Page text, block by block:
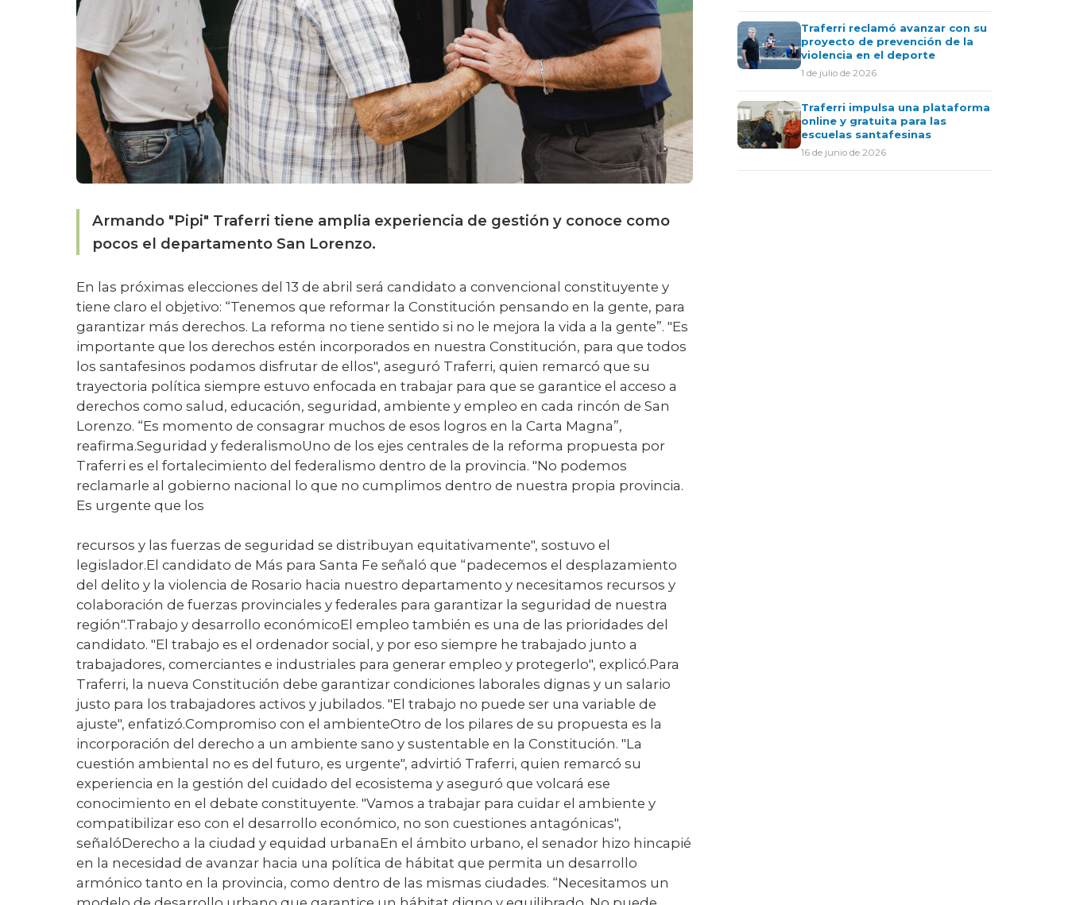
Armando "Pipi" Traferri tiene amplia experiencia de gestión y conoce como
pocos el departamento San Lorenzo.
En las próximas elecciones del 13 de abril será candidato a convencional constituyente y
tiene claro el objetivo: “Tenemos que reformar la Constitución pensando en la gente, para
garantizar más derechos. La reforma no tiene sentido si no le mejora la vida a la gente”. "Es
importante que los derechos estén incorporados en nuestra Constitución, para que todos
los santafesinos podamos disfrutar de ellos", aseguró Traferri, quien remarcó que su
trayectoria política siempre estuvo enfocada en trabajar para que se garantice el acceso a
derechos como salud, educación, seguridad, ambiente y empleo en cada rincón de San
Lorenzo. “Es momento de consagrar muchos de esos logros en la Carta Magna”,
reafirma.Seguridad y federalismoUno de los ejes centrales de la reforma propuesta por
Traferri es el fortalecimiento del federalismo dentro de la provincia. "No podemos
reclamarle al gobierno nacional lo que no cumplimos dentro de nuestra propia provincia.
Es urgente que los
recursos y las fuerzas de seguridad se distribuyan equitativamente", sostuvo el
legislador.El candidato de Más para Santa Fe señaló que “padecemos el desplazamiento
del delito y la violencia de Rosario hacia nuestro departamento y necesitamos recursos y
colaboración de fuerzas provinciales y federales para garantizar la seguridad de nuestra
región".Trabajo y desarrollo económicoEl empleo también es una de las prioridades del
candidato. "El trabajo es el ordenador social, y por eso siempre he trabajado junto a
trabajadores, comerciantes e industriales para generar empleo y protegerlo", explicó.Para
Traferri, la nueva Constitución debe garantizar condiciones laborales dignas y un salario
justo para los trabajadores activos y jubilados. "El trabajo no puede ser una variable de
ajuste", enfatizó.Compromiso con el ambienteOtro de los pilares de su propuesta es la
incorporación del derecho a un ambiente sano y sustentable en la Constitución. "La
cuestión ambiental no es del futuro, es urgente", advirtió Traferri, quien remarcó su
experiencia en la gestión del cuidado del ecosistema y aseguró que volcará ese
conocimiento en el debate constituyente. "Vamos a trabajar para cuidar el ambiente y
compatibilizar eso con el desarrollo económico, no son cuestiones antagónicas",
señalóDerecho a la ciudad y equidad urbanaEn el ámbito urbano, el senador hizo hincapié
en la necesidad de avanzar hacia una política de hábitat que permita un desarrollo
armónico tanto en la provincia, como dentro de las mismas ciudades. “Necesitamos un
Traferri reclamó avanzar con su
proyecto de prevención de la
violencia en el deporte
1 de julio de 2026
Traferri impulsa una plataforma
online y gratuita para las
escuelas santafesinas
16 de junio de 2026